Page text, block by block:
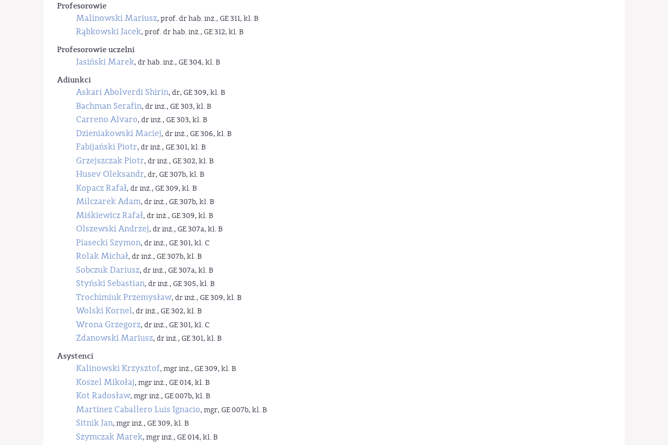
Profesorowie
Malinowski Mariusz, prof. dr hab. inż., GE 311, kl. B
Rąbkowski Jacek, prof. dr hab. inż., GE 312, kl. B
Profesorowie uczelni
Jasiński Marek, dr hab. inż., GE 304, kl. B
Adiunkci
Askari Abolverdi Shirin, dr, GE 309, kl. B
Bachman Serafin, dr inż., GE 303, kl. B
Carreno Alvaro, dr inż., GE 303, kl. B
Dzieniakowski Maciej, dr inż., GE 306, kl. B
Fabijański Piotr, dr inż., GE 301, kl. B
Grzejszczak Piotr, dr inż., GE 302, kl. B
Husev Oleksandr, dr, GE 307b, kl. B
Kopacz Rafał, dr inż., GE 309, kl. B
Milczarek Adam, dr inż., GE 307b, kl. B
Miśkiewicz Rafał, dr inż., GE 309, kl. B
Olszewski Andrzej, dr inż., GE 307a, kl. B
Piasecki Szymon, dr inż., GE 301, kl. C
Rolak Michał, dr inż., GE 307b, kl. B
Sobczuk Dariusz, dr inż., GE 307a, kl. B
Styński Sebastian, dr inż., GE 305, kl. B
Trochimiuk Przemysław, dr inż., GE 309, kl. B
Wolski Kornel, dr inż., GE 302, kl. B
Wrona Grzegorz, dr inż., GE 301, kl. C
Zdanowski Mariusz, dr inż., GE 301, kl. B
Asystenci
Kalinowski Krzysztof, mgr inż., GE 309, kl. B
Koszel Mikołaj, mgr inż., GE 014, kl. B
Kot Radosław, mgr inż., GE 007b, kl. B
Martinez Caballero Luis Ignacio, mgr, GE 007b, kl. B
Sitnik Jan, mgr inż., GE 309, kl. B
Szymczak Marek, mgr inż., GE 014, kl. B